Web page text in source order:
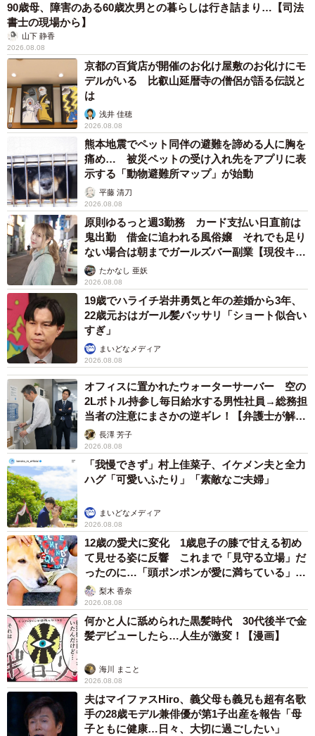
「Beam」の殿堂キックボード
展示された作品の数々
8/10
学校法人 Adachi学園 大阪デザイナー専門学校の学生たちによる作品
90歳母、障害のある60歳次男との暮らしは行き詰まり…【司法
書士の現場から】
山下 静香
2026.08.08
京都の百貨店が開催のお化け屋敷のお化けにモ
デルがいる 比叡山延暦寺の僧侶が語る伝説と
は
浅井 佳穂
2026.08.08
熊本地震でペット同伴の避難を諦める人に胸を
痛め… 被災ペットの受け入れ先をアプリに表
示する「動物避難所マップ」が始動
平藤 清刀
2026.08.08
原則ゆるっと週3勤務 カード支払い日直前は
鬼出勤 借金に追われる風俗嬢 それでも足り
ない場合は朝までガールズバー副業【現役キャ
ストに取材】
たかなし 亜妖
2026.08.08
19歳でハライチ岩井勇気と年の差婚から3年、
22歳元おはガール髪バッサリ「ショート似合い
すぎ」
まいどなメディア
2026.08.08
オフィスに置かれたウォーターサーバー 空の
2Lボトル持参し毎日給水する男性社員→総務担
当者の注意にまさかの逆ギレ！【弁護士が解
説】長澤 芳子
2026.08.08
「我慢できず」村上佳菜子、イケメン夫と全力
ハグ「可愛いふたり」「素敵なご夫婦」
まいどなメディア
2026.08.08
12歳の愛犬に変化 1歳息子の膝で甘える初め
て見せる姿に反響 これまで「見守る立場」だ
ったのに…「頭ポンポンが愛に満ちている」
「尊…」
梨木 香奈
2026.08.08
何かと人に舐められた黒髪時代 30代後半で金
髪デビューしたら…人生が激変！【漫画】
海川 まこと
2026.08.08
夫はマイファスHiro、義父母も義兄も超有名歌
手の28歳モデル兼俳優が第1子出産を報告「母
子ともに健康…日々、大切に過ごしたい」